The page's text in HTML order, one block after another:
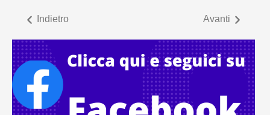
Indietro Avanti